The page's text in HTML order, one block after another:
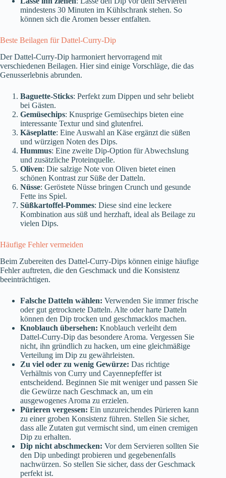
mindestens 30 Minuten im Kühlschrank stehen. So
können sich die Aromen besser entfalten.
Beste Beilagen für Dattel-Curry-Dip
Der Dattel-Curry-Dip harmoniert hervorragend mit
verschiedenen Beilagen. Hier sind einige Vorschläge, die das
Genusserlebnis abrunden.
Baguette-Sticks: Perfekt zum Dippen und sehr beliebt
bei Gästen.
Gemüsechips: Knusprige Gemüsechips bieten eine
interessante Textur und sind glutenfrei.
Käseplatte: Eine Auswahl an Käse ergänzt die süßen
und würzigen Noten des Dips.
Hummus: Eine zweite Dip-Option für Abwechslung
und zusätzliche Proteinquelle.
Oliven: Die salzige Note von Oliven bietet einen
schönen Kontrast zur Süße der Datteln.
Nüsse: Geröstete Nüsse bringen Crunch und gesunde
Fette ins Spiel.
Süßkartoffel-Pommes: Diese sind eine leckere
Kombination aus süß und herzhaft, ideal als Beilage zu
vielen Dips.
Häufige Fehler vermeiden
Beim Zubereiten des Dattel-Curry-Dips können einige häufige
Fehler auftreten, die den Geschmack und die Konsistenz
beeinträchtigen.
Falsche Datteln wählen: Verwenden Sie immer frische
oder gut getrocknete Datteln. Alte oder harte Datteln
können den Dip trocken und geschmacklos machen.
Knoblauch übersehen: Knoblauch verleiht dem
Dattel-Curry-Dip das besondere Aroma. Vergessen Sie
nicht, ihn gründlich zu hacken, um eine gleichmäßige
Verteilung im Dip zu gewährleisten.
Zu viel oder zu wenig Gewürze: Das richtige
Verhältnis von Curry und Cayennepfeffer ist
entscheidend. Beginnen Sie mit weniger und passen Sie
die Gewürze nach Geschmack an, um ein
ausgewogenes Aroma zu erzielen.
Pürieren vergessen: Ein unzureichendes Pürieren kann
zu einer groben Konsistenz führen. Stellen Sie sicher,
dass alle Zutaten gut vermischt sind, um einen cremigen
Dip zu erhalten.
Dip nicht abschmecken: Vor dem Servieren sollten Sie
den Dip unbedingt probieren und gegebenenfalls
nachwürzen. So stellen Sie sicher, dass der Geschmack
perfekt ist.